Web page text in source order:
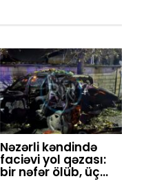
Nəzərli kəndində
faciəvi yol qəzası:
bir nəfər ölüb, üç…